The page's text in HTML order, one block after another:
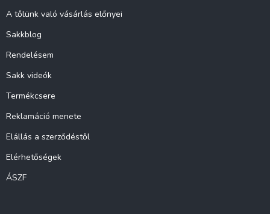
A tőlünk való vásárlás előnyei
Sakkblog
Rendelésem
Sakk videók
Termékcsere
Reklamáció menete
Elállás a szerződéstől
Elérhetőségek
ÁSZF